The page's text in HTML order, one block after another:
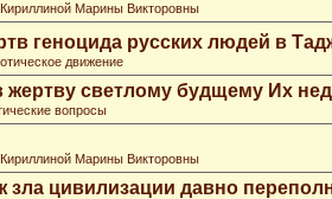
Марины Викторовны
геноцида русских людей в
движение
жертву светлому будщему Их
вопросы
Марины Викторовны
зла цивилизации давно